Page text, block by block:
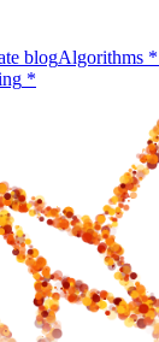
blogAlgorithms *
*